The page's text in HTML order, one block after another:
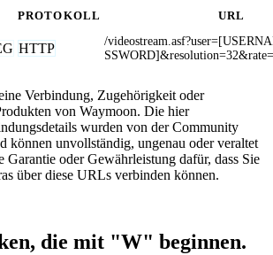
PROTOKOLL URL
HTTP
/
Verbindung, Zugehörigkeit oder
von Waymoon. Die hier
wurden von der Community
können unvollständig, ungenau oder veraltet
Garantie oder Gewährleistung dafür, dass Sie
über diese URLs verbinden können.
die mit "W" beginnen.